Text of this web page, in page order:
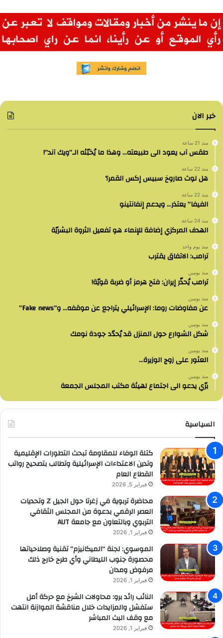
خبر الان
منذ 21 ساعة
طقس آب يعود الى طبيعته… وهذا ما يُخبّئه الـ”ويك آند”!
منذ 22 ساعة
هل لوث صاروخ سبيس إكس القمر؟
منذ 22 ساعة
الفيفا” يعتذر… ويدعم إنفانتينو
منذ 24 ساعة
الهدف المركزي إضافة للإنماء هو تفعيل الثروة البشريّة
منذ يوم واحد
ترامب: الاتفاق يقترب
منذ يومين
ترامب يُحذّر إيران: فتح هرمز أو ضربة قويّة!
منذ يومين
عن مفاوضات روما: الإسرائيلي يتراجع عن موقفه… و”Fake news”
منذ يومين
شكل الشوارع حول المنزل قد يُحدّد جودة نومك
منذ يومين
العثور على زوج الوزيرة…
منذ يومين
برّي يدعو الى اجتماع لهيئة مكتب المجلس الجمعة
السياسية
كتلة الوفاء للمقاومة تبحث التطورات الإقليمية
وتدين الاعتداءات الإسرائيلية وتطالب بتصحيح رواتب
القطاع العام
فبراير 5, 2026
محاضرة تربوية في زغرتا حول الجيل Z وتحديات
العصر الرقمي بدعوة من المجلس الثقافي
التربوي وبالتعاون مع جامعة AUT
فبراير 1, 2026
الموسوي: لجنة “الميكانيزم” تقنية وصلاحياتها
محصورة جنوب الليطاني وأي طرح خارج ذلك
مرفوض ومدان
فبراير 1, 2026
النائب رائد برو: محاولات الشرخ مع حركة أمل
ستفشل والمزايدات خلال مناقشة الموازنة انتهت
مع وقف البث المباشر
فبراير 1, 2026